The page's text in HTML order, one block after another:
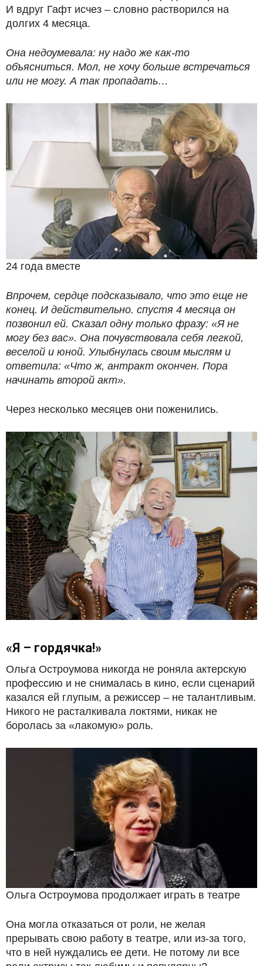
И вдруг Гафт исчез – словно растворился на
долгих 4 месяца.
Она недоумевала: ну надо же как-то
объясниться. Мол, не хочу больше встречаться
или не могу. А так пропадать…
24 года вместе
Впрочем, сердце подсказывало, что это еще не
конец. И действительно. спустя 4 месяца он
позвонил ей. Сказал одну только фразу: «Я не
могу без вас». Она почувствовала себя легкой,
веселой и юной. Улыбнулась своим мыслям и
ответила: «Что ж, антракт окончен. Пора
начинать второй акт».
Через несколько месяцев они поженились.
«Я – гордячка!»
Ольга Остроумова никогда не роняла актерскую
профессию и не снималась в кино, если сценарий
казался ей глупым, а режиссер – не талантливым.
Никого не расталкивала локтями, никак не
боролась за «лакомую» роль.
Ольга Остроумова продолжает играть в театре
Она могла отказаться от роли, не желая
прерывать свою работу в театре, или из-за того,
что в ней нуждались ее дети. Не потому ли все